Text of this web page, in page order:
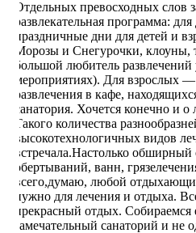
Отдельных превосходных слов
развлекательная программа:
праздничные дни для детей и
Морозы и Снегурочки,
большой любитель развлечений
мероприятиях). Для взрослых
развлечения в кафе,
санатория. Хочется конечно и о
Такого количества
высокотехнологичных видов
встречала.Настолько
обертываний, ванн,
всего,думаю, любой
нужно для лечения и отдыха.
прекрасный отдых. Собираемся
замечательный санаторий и не